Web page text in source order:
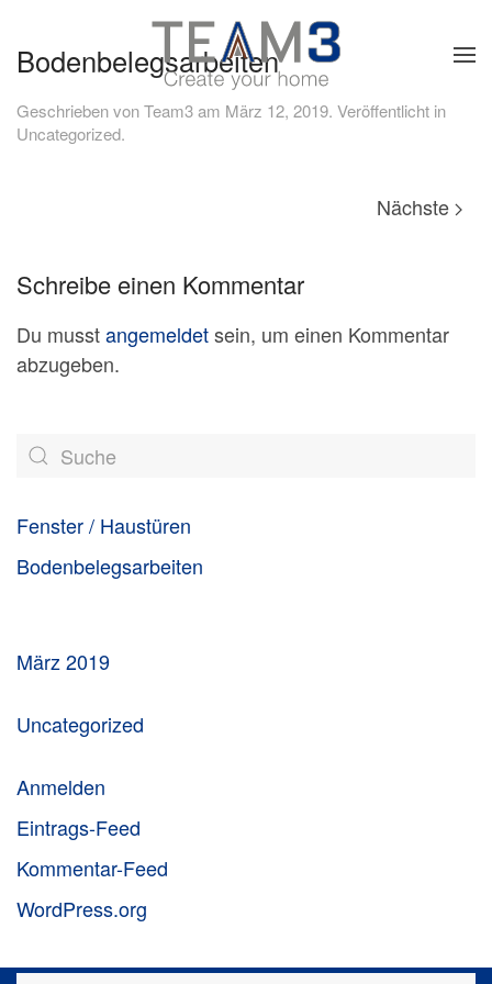
Skip to main content
Bodenbelegsarbeiten
Geschrieben vonTeam3am März 12, 2019. Veröffentlicht in
Uncategorized.
Nächste
Schreibe einen Kommentar
Du musstangemeldetsein, um einen Kommentar
abzugeben.
Fenster / Haustüren
Bodenbelegsarbeiten
März 2019
Uncategorized
Anmelden
Eintrags-Feed
Kommentar-Feed
WordPress.org